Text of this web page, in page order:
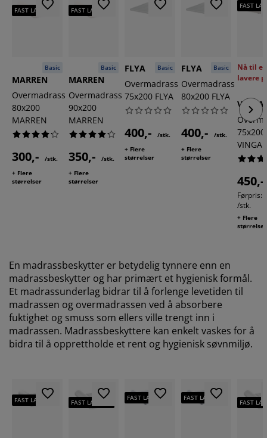
FAST LAV PRIS
Basic
MARREN
Overmadrass
80x200
MARREN
300,-
/stk.
+ Flere
størrelser
FAST LAV PRIS
Basic
MARREN
Overmadrass
90x200
MARREN
350,-
/stk.
+ Flere
størrelser
Basic
FLYA
Overmadrass
75x200 FLYA
400,-
/stk.
+ Flere
størrelser
Basic
FLYA
Overmadrass
80x200 FLYA
400,-
/stk.
+ Flere
størrelser
FAST
Nå til
lavere
75x200
450,-
Førpris:
/stk.
+ Flere
størrelser
En madrassbeskytter er betydelig tynnere enn en
madrassbeskytter og har primært et hygienisk formål.
Et madrassunderlag bidrar til å forlenge levetiden til
madrassen og overmadrassen ved å absorbere
fuktighet og smuss som ellers ville trengt inn i
madrassen. Madrassbeskyttere kan enkelt vaskes for å
bidra til å opprettholde et rent og hygienisk søvnmiljø.
FAST LAV PRIS FAST LAV PRIS
FAST LAV PRIS FAST LAV PRIS
FAST